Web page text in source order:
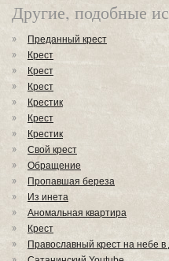
Другие, подобные
Преданный крест
Крест
Крест
Крест
Крестик
Крест
Крестик
Свой крест
Обращение
Пропавшая береза
Из инета
Аномальная квартира
Крест
Православный крест на небе